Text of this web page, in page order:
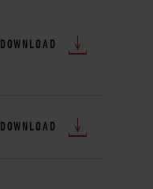
DOWNLOAD
DOWNLOAD